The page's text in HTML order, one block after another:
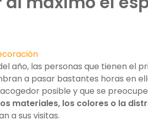
año, las personas que tienen el
a pasar bastantes horas en
posible y que se
materiales, los colores o la
a sus visitas.